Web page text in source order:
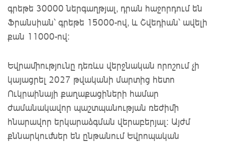
գրեթե 30000 ներգաղթյալ, դրան հաջորդում են
Ֆրանսիան՝ գրեթե 15000-ով, և Շվեդիան՝ ավելի
քան 11000-ով։
Եվրամիությունը դեռևս վերջնական որոշում չի
կայացրել 2027 թվականի մարտից հետո
Ուկրաինայի քաղաքացիների համար
ժամանակավոր պաշտպանության ռեժիմի
հնարավոր երկարաձգման վերաբերյալ: Այժմ
քննարկումներ են ընթանում Եվրոպական